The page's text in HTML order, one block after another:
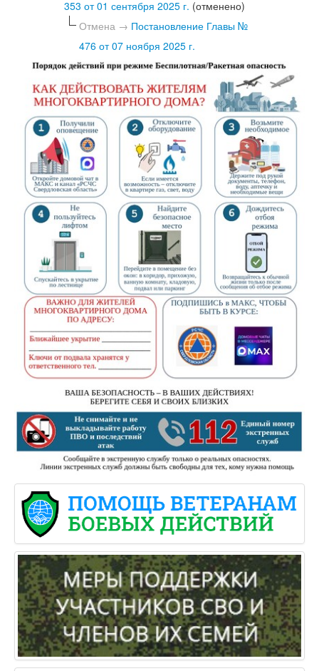
353 от 01 сентября 2025 г. (отменено)
Отмена → Постановление Главы №
476 от 07 ноября 2025 г.